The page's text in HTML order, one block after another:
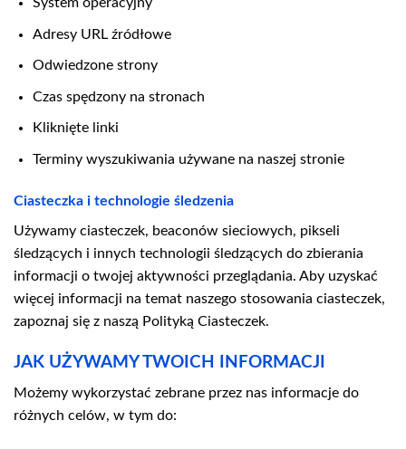
Adresy URL źródłowe
Odwiedzone strony
Czas spędzony na stronach
Kliknięte linki
Terminy wyszukiwania używane na naszej stronie
Ciasteczka i technologie śledzenia
Używamy ciasteczek, beaconów sieciowych, pikseli
śledzących i innych technologii śledzących do zbierania
informacji o twojej aktywności przeglądania. Aby uzyskać
więcej informacji na temat naszego stosowania ciasteczek,
zapoznaj się z naszą Polityką Ciasteczek.
JAK UŻYWAMY TWOICH INFORMACJI
Możemy wykorzystać zebrane przez nas informacje do
różnych celów, w tym do: